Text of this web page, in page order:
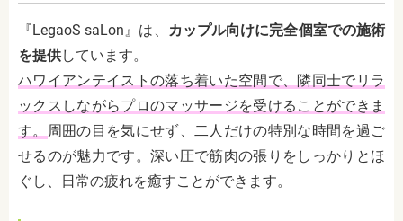
『LegaoS saLon』は、 カップル向けに完全個室での施術
を提供しています。
ハワイアンテイストの落ち着いた空間で、隣同士でリラ
ックスしながらプロのマッサージを受けることができま
す。 周囲の目を気にせず、二人だけの特別な時間を過ご
せるのが魅力です。深い圧で筋肉の張りをしっかりとほ
ぐし、日常の疲れを癒すことができます。